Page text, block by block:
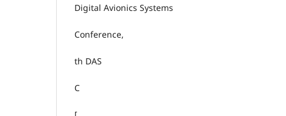
Digital Avionics Systems
Conference,
th DAS
C